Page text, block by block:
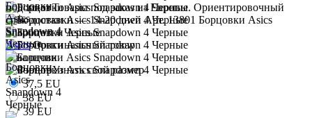
под заказ Товары под заказ из Европы. Ориентировочный
срок доставки — 14-20 дней Арт. 13801 Борцовки Asics
Snapdown 4 Черные
Asics Оригинальный товар
В наличии
Узнать свой размер
37,5 EU
38 EU
39 EU